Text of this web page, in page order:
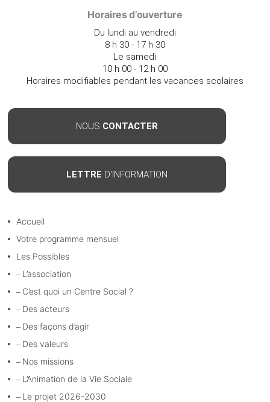
Horaires d’ouverture
Du lundi au vendredi
8 h 30 - 17 h 30
Le samedi
10 h 00 - 12 h 00
Horaires modifiables pendant les vacances scolaires
NOUS CONTACTER
LETTRE D'INFORMATION
Accueil
Votre programme mensuel
Les Possibles
L’association
C’est quoi un Centre Social ?
Des acteurs
Des façons d’agir
Des valeurs
Nos missions
L’Animation de la Vie Sociale
Le projet 2026-2030